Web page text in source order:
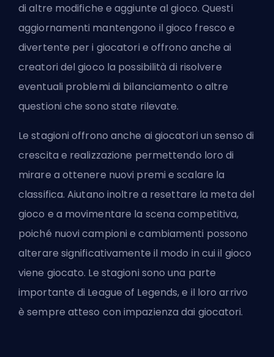
di altre modifiche e aggiunte al gioco. Questi
aggiornamenti mantengono il gioco fresco e
divertente per i giocatori e offrono anche ai
creatori del gioco la possibilità di risolvere
eventuali problemi di bilanciamento o altre
questioni che sono state rilevate.
Le stagioni offrono anche ai giocatori un senso di
crescita e realizzazione permettendo loro di
mirare a ottenere nuovi premi e scalare la
classifica. Aiutano inoltre a resettare la meta del
gioco e a movimentare la scena competitiva,
poiché nuovi campioni e cambiamenti possono
alterare significativamente il modo in cui il gioco
viene giocato. Le stagioni sono una parte
importante di League of Legends, e il loro arrivo
è sempre atteso con impazienza dai giocatori.